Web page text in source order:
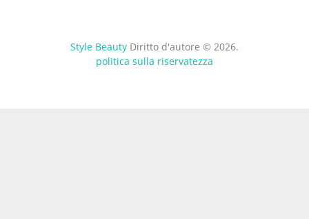
Style BeautyDiritto d'autore © 2026.
politica sulla riservatezza